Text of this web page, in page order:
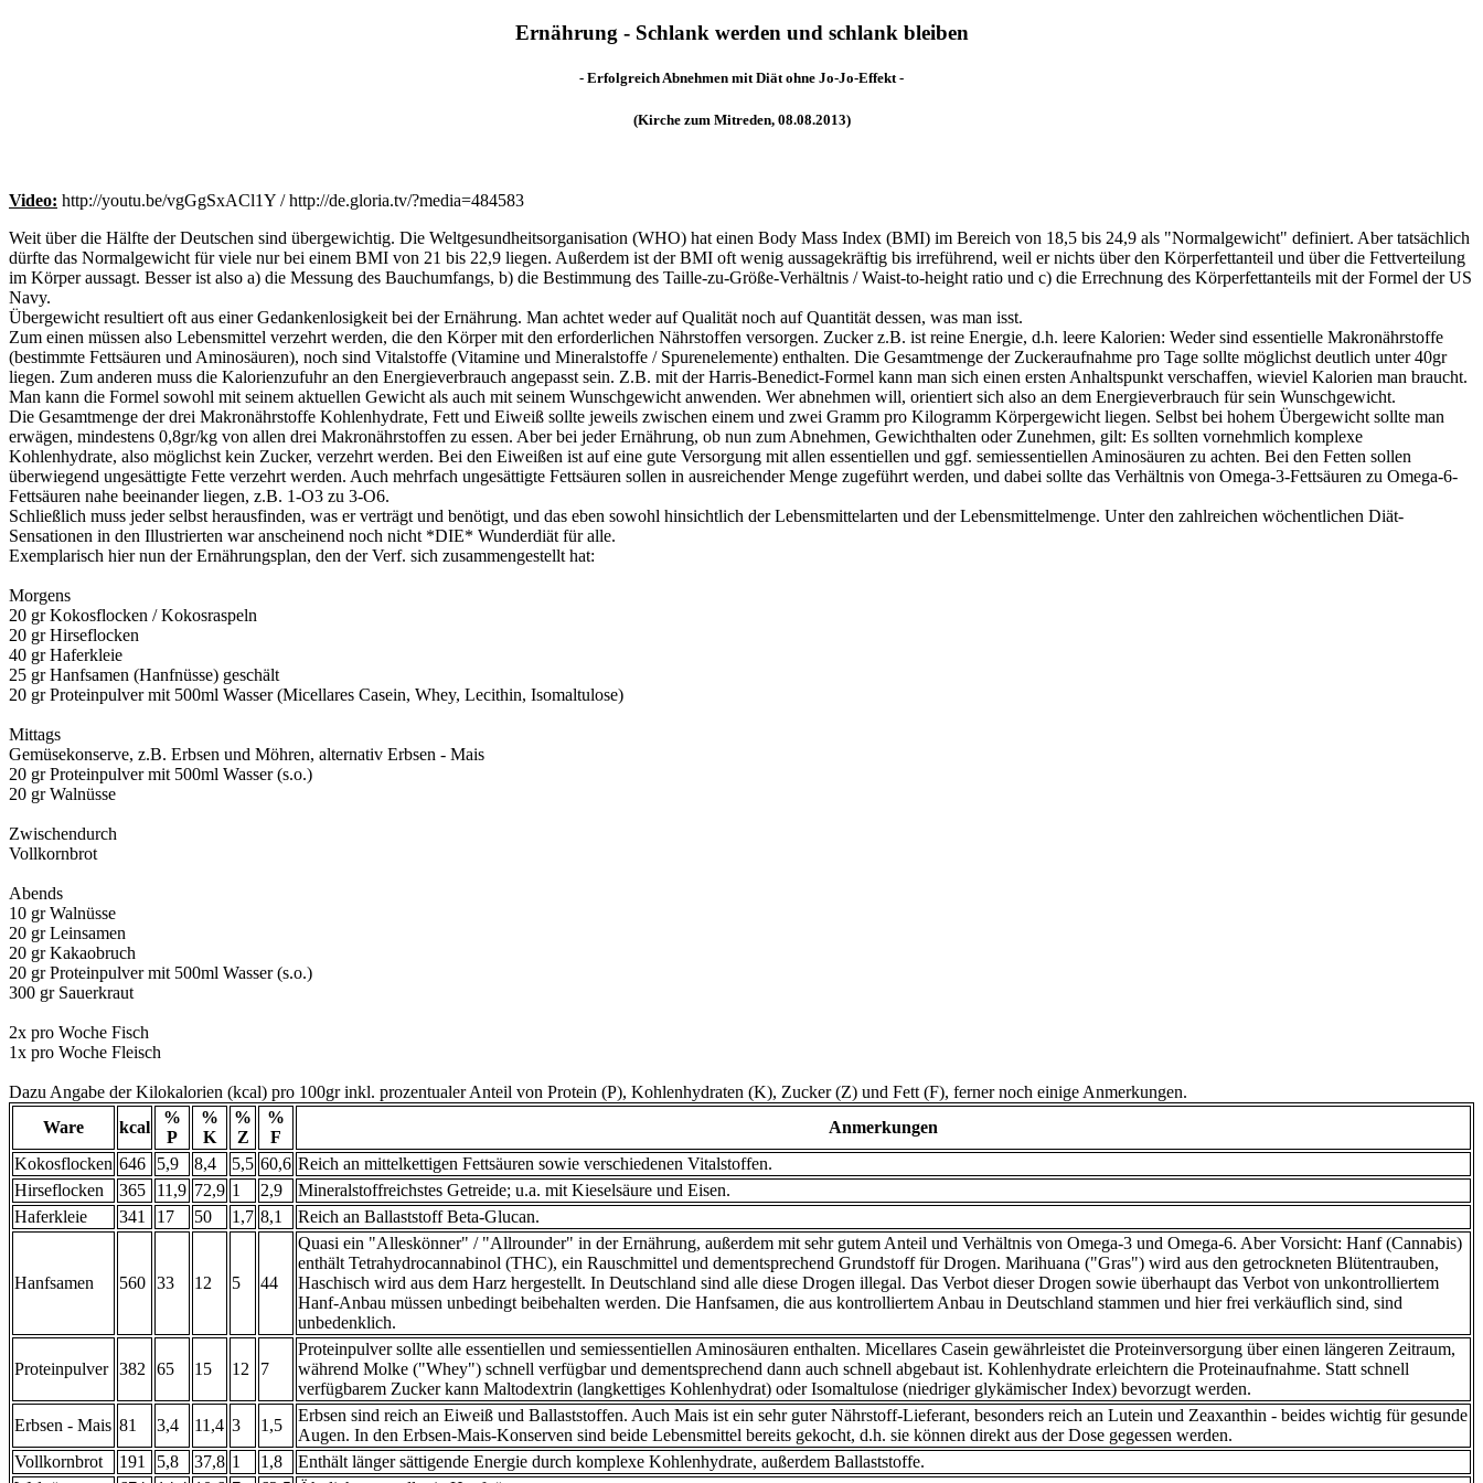
Ernährung - Schlank werden und schlank bleiben
- Erfolgreich Abnehmen mit Diät ohne Jo-Jo-Effekt -
(Kirche zum Mitreden, 08.08.2013)
Video: http://youtu.be/vgGgSxACl1Y / http://de.gloria.tv/?media=484583
Weit über die Hälfte der Deutschen sind übergewichtig. Die Weltgesundheitsorganisation (WHO) hat einen Body Mass Index (BMI) im Bereich von 18,5 bis 24,9 als "Normalgewicht" definiert. Aber tatsächlich
dürfte das Normalgewicht für viele nur bei einem BMI von 21 bis 22,9 liegen. Außerdem ist der BMI oft wenig aussagekräftig bis irreführend, weil er nichts über den Körperfettanteil und über die Fettverteilung
im Körper aussagt. Besser ist also a) die Messung des Bauchumfangs, b) die Bestimmung des Taille-zu-Größe-Verhältnis / Waist-to-height ratio und c) die Errechnung des Körperfettanteils mit der Formel der US
Navy.
Übergewicht resultiert oft aus einer Gedankenlosigkeit bei der Ernährung. Man achtet weder auf Qualität noch auf Quantität dessen, was man isst.
Zum einen müssen also Lebensmittel verzehrt werden, die den Körper mit den erforderlichen Nährstoffen versorgen. Zucker z.B. ist reine Energie, d.h. leere Kalorien: Weder sind essentielle Makronährstoffe
(bestimmte Fettsäuren und Aminosäuren), noch sind Vitalstoffe (Vitamine und Mineralstoffe / Spurenelemente) enthalten. Die Gesamtmenge der Zuckeraufnahme pro Tage sollte möglichst deutlich unter 40gr
liegen. Zum anderen muss die Kalorienzufuhr an den Energieverbrauch angepasst sein. Z.B. mit der Harris-Benedict-Formel kann man sich einen ersten Anhaltspunkt verschaffen, wieviel Kalorien man braucht.
Man kann die Formel sowohl mit seinem aktuellen Gewicht als auch mit seinem Wunschgewicht anwenden. Wer abnehmen will, orientiert sich also an dem Energieverbrauch für sein Wunschgewicht.
Die Gesamtmenge der drei Makronährstoffe Kohlenhydrate, Fett und Eiweiß sollte jeweils zwischen einem und zwei Gramm pro Kilogramm Körpergewicht liegen. Selbst bei hohem Übergewicht sollte man
erwägen, mindestens 0,8gr/kg von allen drei Makronährstoffen zu essen. Aber bei jeder Ernährung, ob nun zum Abnehmen, Gewichthalten oder Zunehmen, gilt: Es sollten vornehmlich komplexe
Kohlenhydrate, also möglichst kein Zucker, verzehrt werden. Bei den Eiweißen ist auf eine gute Versorgung mit allen essentiellen und ggf. semiessentiellen Aminosäuren zu achten. Bei den Fetten sollen
überwiegend ungesättigte Fette verzehrt werden. Auch mehrfach ungesättigte Fettsäuren sollen in ausreichender Menge zugeführt werden, und dabei sollte das Verhältnis von Omega-3-Fettsäuren zu Omega-6-
Fettsäuren nahe beeinander liegen, z.B. 1-O3 zu 3-O6.
Schließlich muss jeder selbst herausfinden, was er verträgt und benötigt, und das eben sowohl hinsichtlich der Lebensmittelarten und der Lebensmittelmenge. Unter den zahlreichen wöchentlichen Diät-
Sensationen in den Illustrierten war anscheinend noch nicht *DIE* Wunderdiät für alle.
Exemplarisch hier nun der Ernährungsplan, den der Verf. sich zusammengestellt hat:
Morgens
20 gr Kokosflocken / Kokosraspeln
20 gr Hirseflocken
40 gr Haferkleie
25 gr Hanfsamen (Hanfnüsse) geschält
20 gr Proteinpulver mit 500ml Wasser (Micellares Casein, Whey, Lecithin, Isomaltulose)
Mittags
Gemüsekonserve, z.B. Erbsen und Möhren, alternativ Erbsen - Mais
20 gr Proteinpulver mit 500ml Wasser (s.o.)
20 gr Walnüsse
Zwischendurch
Vollkornbrot
Abends
10 gr Walnüsse
20 gr Leinsamen
20 gr Kakaobruch
20 gr Proteinpulver mit 500ml Wasser (s.o.)
300 gr Sauerkraut
2x pro Woche Fisch
1x pro Woche Fleisch
Dazu Angabe der Kilokalorien (kcal) pro 100gr inkl. prozentualer Anteil von Protein (P), Kohlenhydraten (K), Zucker (Z) und Fett (F), ferner noch einige Anmerkungen.
Ware
kcal
%
P
%
K
%
Z
%
F
Anmerkungen
Kokosflocken 646 5,9 8,4 5,5 60,6 Reich an mittelkettigen Fettsäuren sowie verschiedenen Vitalstoffen.
Hirseflocken
365 11,9 72,9 1 2,9
Mineralstoffreichstes Getreide; u.a. mit Kieselsäure und Eisen.
Haferkleie
341 17 50 1,7 8,1 Reich an Ballaststoff Beta-Glucan.
Hanfsamen 560 33 12 5 44
Quasi ein "Alleskönner" / "Allrounder" in der Ernährung, außerdem mit sehr gutem Anteil und Verhältnis von Omega-3 und Omega-6. Aber Vorsicht: Hanf (Cannabis)
enthält Tetrahydrocannabinol (THC), ein Rauschmittel und dementsprechend Grundstoff für Drogen. Marihuana ("Gras") wird aus den getrockneten Blütentrauben,
Haschisch wird aus dem Harz hergestellt. In Deutschland sind alle diese Drogen illegal. Das Verbot dieser Drogen sowie überhaupt das Verbot von unkontrolliertem
Hanf-Anbau müssen unbedingt beibehalten werden. Die Hanfsamen, die aus kontrolliertem Anbau in Deutschland stammen und hier frei verkäuflich sind, sind
unbedenklich.
Proteinpulver 382 65 15 12 7
Proteinpulver sollte alle essentiellen und semiessentiellen Aminosäuren enthalten. Micellares Casein gewährleistet die Proteinversorgung über einen längeren Zeitraum,
während Molke ("Whey") schnell verfügbar und dementsprechend dann auch schnell abgebaut ist. Kohlenhydrate erleichtern die Proteinaufnahme. Statt schnell
verfügbarem Zucker kann Maltodextrin (langkettiges Kohlenhydrat) oder Isomaltulose (niedriger glykämischer Index) bevorzugt werden.
Erbsen - Mais 81 3,4 11,4 3 1,5
Erbsen sind reich an Eiweiß und Ballaststoffen. Auch Mais ist ein sehr guter Nährstoff-Lieferant, besonders reich an Lutein und Zeaxanthin - beides wichtig für gesunde
Augen. In den Erbsen-Mais-Konserven sind beide Lebensmittel bereits gekocht, d.h. sie können direkt aus der Dose gegessen werden.
Vollkornbrot
191 5,8 37,8 1 1,8
Enthält länger sättigende Energie durch komplexe Kohlenhydrate, außerdem Ballaststoffe.